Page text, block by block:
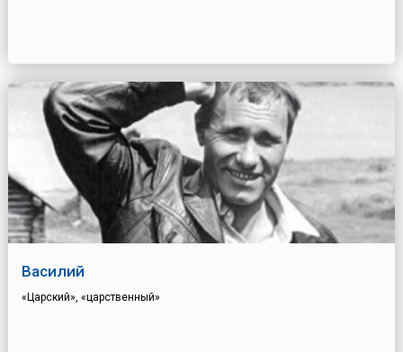
Василий
«Царский», «царственный»